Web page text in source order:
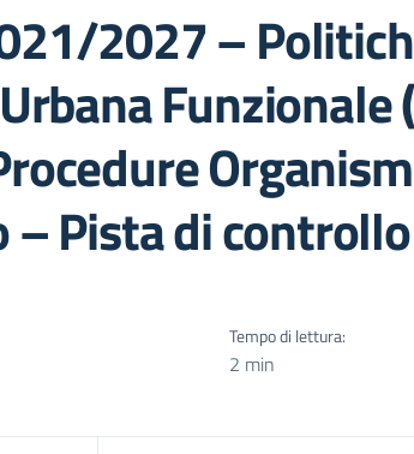
2027 –
Funzionale
Pista di controllo
Tempo di lettura:
2 min